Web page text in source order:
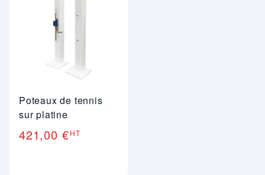
Poteaux de tennis
sur platine
421,00 €HT